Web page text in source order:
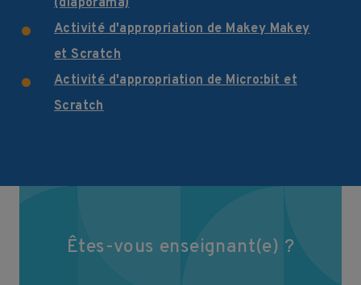
(diaporama)
Activité d'appropriation de Makey Makey
et Scratch
Activité d'appropriation de Micro:bit et
Scratch
Êtes-vous enseignant(e) ?